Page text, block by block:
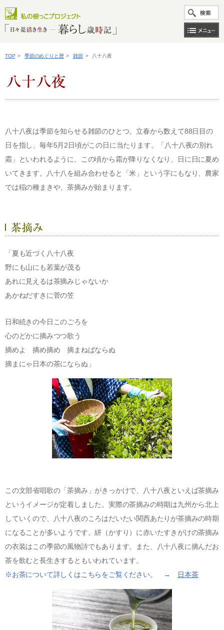
TOP > 季節のめぐりと暦 > 雑節 > 八十八夜
八十八夜は季節を知らせる雑節のひとつ。立春から数えて88日目の
日を指し、毎年5月2日頃がこの日に当たります。「八十八夜の別れ
霜」といわれるように、この頃から霜が降りなくなり、日に日に夏め
いてきます。八十八を組み合わせると「米」という字にもなり、農家
では稲の種まきや、茶摘みが始まります。
「夏も近づく八十八夜
野にも山にも若葉が茂る
あれに見えるは茶摘みじゃないか
あかねだすきに菅の笠
日和続きの今日このごろを
心のどかに摘みつつ歌う
摘めよ 摘め摘め 摘まねばならぬ
摘まにゃ日本の茶にならぬ」
この文部省唱歌の「茶摘み」がきっかけで、八十八夜といえば茶摘み
というイメージが定着しました。実際の茶摘みの時期は九州から北上
していくので、八十八夜のころはだいたい関西あたりが茶摘みの時期
になることが多いようです。絣（かすり）に赤いたすきがけの茶摘み
の衣装はこの季節の風物詩でもあります。また、八十八夜に摘んだお
茶を飲むと長生きするともいわれています。
※お茶について詳しくはこちらをご覧ください。 →
日本茶